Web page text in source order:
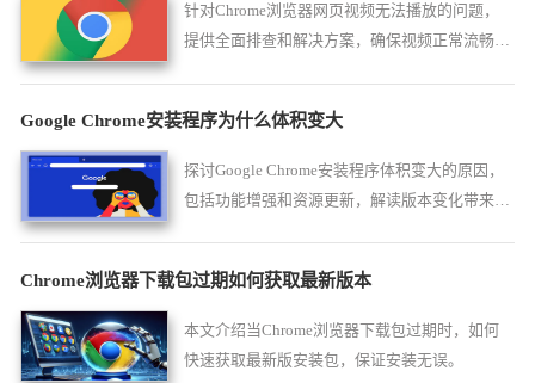
针对Chrome浏览器网页视频无法播放的问题，
提供全面排查和解决方案，确保视频正常流畅播
Google Chrome安装程序为什么体积变大
探讨Google Chrome安装程序体积变大的原因，
包括功能增强和资源更新，解读版本变化带来的
Chrome浏览器下载包过期如何获取最新版本
本文介绍当Chrome浏览器下载包过期时，如何
快速获取最新版安装包，保证安装无误。